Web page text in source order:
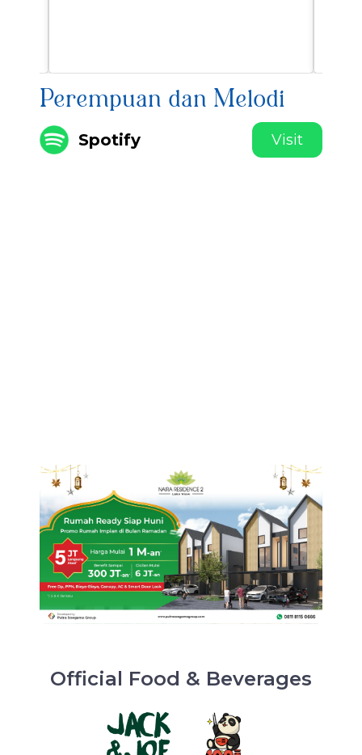
Perempuan dan Melodi
Spotify Visit
Official Food & Beverages